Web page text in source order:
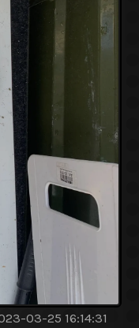
03-25 16:14:31